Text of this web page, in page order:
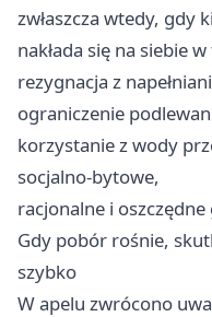
zwłaszcza wtedy, gdy
nakłada się na siebie
rezygnacja z
ograniczenie
korzystanie z wody
socjalno-bytowe,
racjonalne i
Gdy pobór rośnie,
szybko
W apelu zwrócono